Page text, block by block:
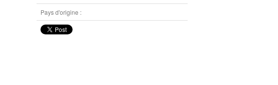
Pays d'origine :